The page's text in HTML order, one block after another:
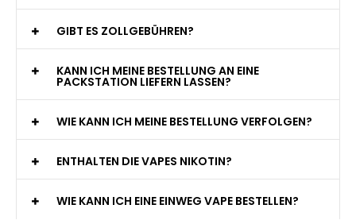
GIBT ES ZOLLGEBÜHREN?
KANN ICH MEINE BESTELLUNG AN EINE
PACKSTATION LIEFERN LASSEN?
WIE KANN ICH MEINE BESTELLUNG VERFOLGEN?
ENTHALTEN DIE VAPES NIKOTIN?
WIE KANN ICH EINE EINWEG VAPE BESTELLEN?